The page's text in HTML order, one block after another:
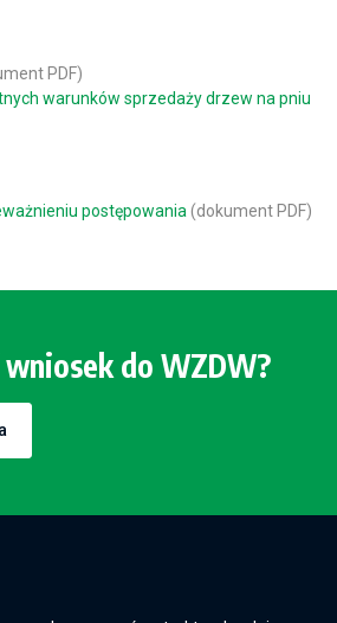
PDF)
warunków sprzedaży drzew na pniu
postępowania (dokument PDF)
wniosek do WZDW?